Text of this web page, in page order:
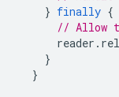
} finally {
// Allow
reader .
}
}